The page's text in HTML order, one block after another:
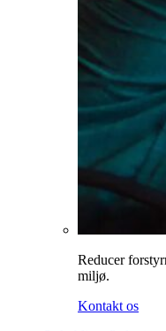
Reducer
miljø.
Kontakt os